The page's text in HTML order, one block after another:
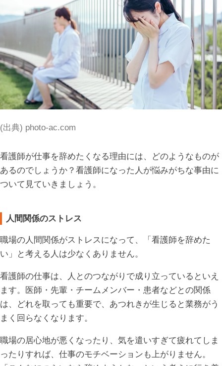
(出典) photo-ac.com
看護師が仕事を辞めたくなる理由には、どのようなものが
あるのでしょうか？看護師になった人が悩みがちな事由に
ついて見ていきましょう。
人間関係のストレス
職場の人間関係がストレスになって、「看護師を辞めた
い」と考える人は少なくありません。
看護師の仕事は、人とのつながりで成り立っているといえ
ます。医師・先輩・チームメンバー・患者などとの関係
は、どれを取っても重要で、あつれきが生じると業務がう
まく回らなくなります。
職場の居心地が悪くなったり、気を遣いすぎて疲れてしま
ったりすれば、仕事のモチベーションも上がりません。